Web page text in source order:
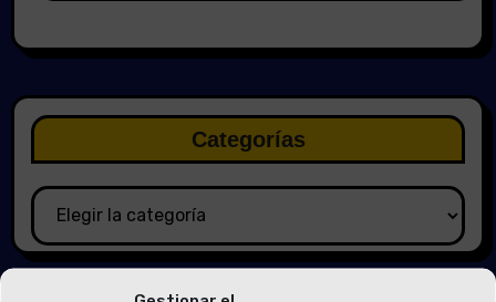
Categorías
Categorías